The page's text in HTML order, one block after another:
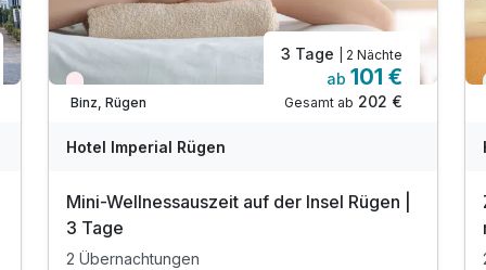
Wieder frei ab September
Binz, Rügen
3 Tage | 2 Nächte
ab 101 €
Gesamt ab 202 €
Hotel Imperial Rügen
Mini-Wellnessauszeit auf der Insel Rügen |
3 Tage
2 Übernachtungen